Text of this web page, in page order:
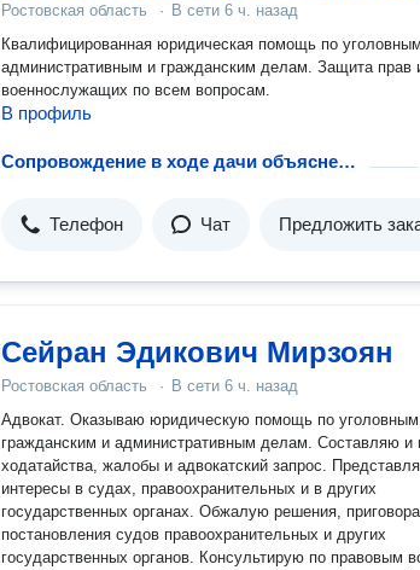
Ростовская область · В сети 6 ч. назад
Квалифицированная юридическая помощь по
административным и гражданским делам. Защита прав
военнослужащих по всем вопросам.
В профиль
Сопровождение в ходе дачи объяснения или в ходе допроса.
Телефон Чат Предложить
Сейран Эдикович Мирзоян
Ростовская область · В сети 6 ч. назад
Адвокат. Оказываю юридическую помощь по
гражданским и административным делам. Составляю и пишу иски,
ходатайства, жалобы и адвокатский запрос.
интересы в судах, правоохранительных и в других
государственных органах. Обжалую решения,
постановления судов правоохранительных и других
государственных органов. Консультирую по правовым